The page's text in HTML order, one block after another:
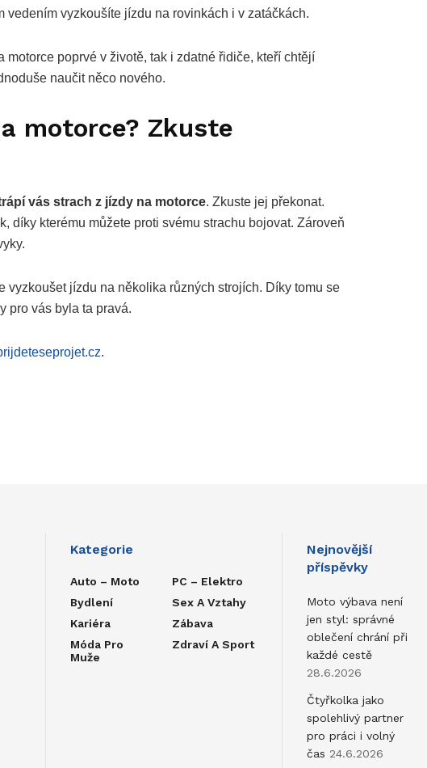
vedením vyzkoušíte jízdu na rovinkách i v zatáčkách.
motorce poprvé v životě, tak i zdatné řidiče, kteří chtějí
naučit něco nového.
motorce? Zkuste
vás strach z jízdy na motorce. Zkuste jej překonat.
díky kterému můžete proti svému strachu bojovat. Zároveň
vyzkoušet jízdu na několika různých strojích. Díky tomu se
pro vás byla ta pravá.
.
Kategorie
Auto – Moto
Bydlení
Kariéra
Móda Pro
Muže
PC – Elektro
Sex A Vztahy
Zábava
Zdraví A Sport
Nejnovější
příspěvky
Moto výbava není
jen styl: správné
oblečení chrání při
každé cestě
28.6.2026
Čtyřkolka jako
spolehlivý partner
pro práci i volný
čas 24.6.2026